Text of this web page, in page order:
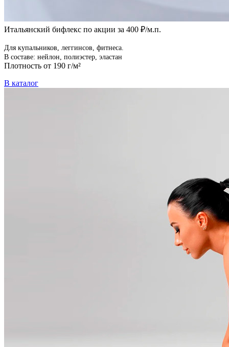
Итальянский бифлекс по акции за 400 ₽/м.п.
Для купальников, леггинсов, фитнеса.
В составе: нейлон, полиэстер, эластан
Плотность от 190 г/м²
В каталог